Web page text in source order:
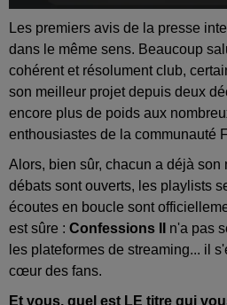
Les premiers avis de la presse
dans le même sens. Beaucoup
cohérent et résolument club,
son meilleur projet depuis deux
encore plus de poids aux
enthousiastes de la communauté
Alors, bien sûr, chacun a déjà son
débats sont ouverts, les playlists
écoutes en boucle sont
est sûre : Confessions II
n'a pas
les plateformes de streaming... il
cœur des fans.
Et vous, quel est LE titre qui